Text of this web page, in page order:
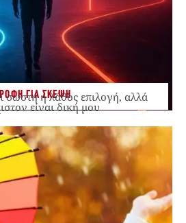
ΓΙΑ ΣΚΕΨΗ
σωστή ή λάθος επιλογή, αλλά
είναι δική μου